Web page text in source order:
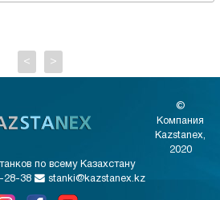
< >
©
Компания
Kazstanex,
2020
по всему Казахстану
28-38
stanki@kazstanex.kz